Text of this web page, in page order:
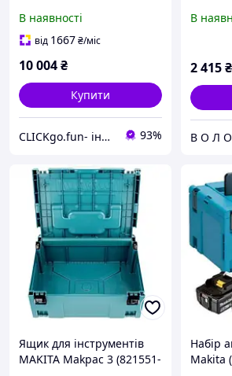
В наявності
від 1667₴/міс
10 004₴
Купити
CLICKgo.fun- інтернет магазин 93%
В
2 415₴
В О Л
Ящик для інструментів
MAKITA Makpac 3 (821551-
Набір
Makita